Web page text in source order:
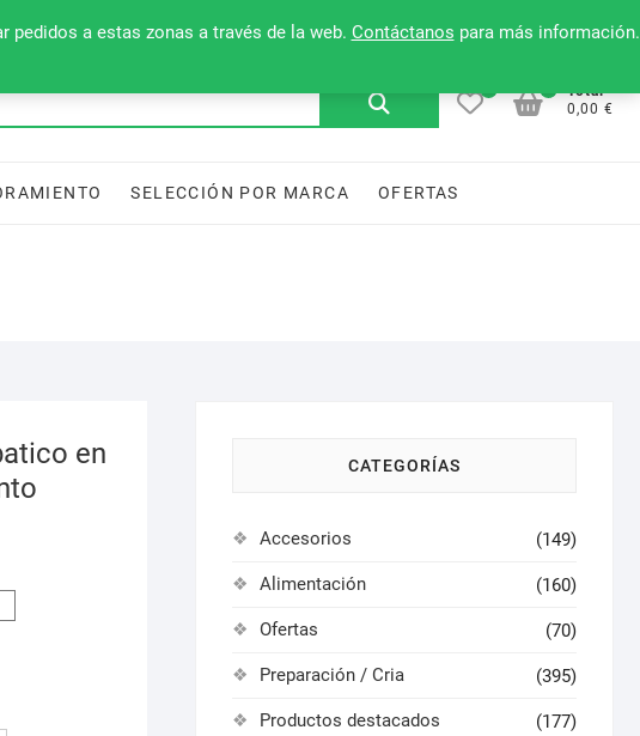
pedidos a estas zonas a través de la web. Contáctanos para más información.
Mi cuenta Lista de deseos
Buscar
Total
0,00 €
SELECCIÓN POR MARCA OFERTAS
en
CATEGORÍAS
Accesorios (149)
Alimentación (160)
Ofertas (70)
Preparación / Cria (395)
Productos destacados (177)